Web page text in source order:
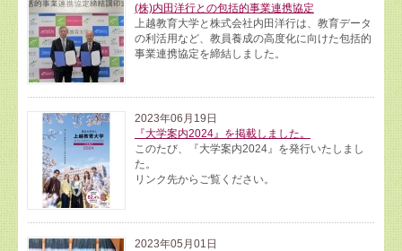
(株)内田洋行との包括的事業連携協定
上越教育大学と株式会社内田洋行は、教育データ
の利活用など、教員養成の高度化に向けた包括的
事業連携協定を締結しました。
2023年06月19日
『大学案内2024』を掲載しました。
このたび、『大学案内2024』を発行いたしまし
た。
リンク先からご覧ください。
2023年05月01日